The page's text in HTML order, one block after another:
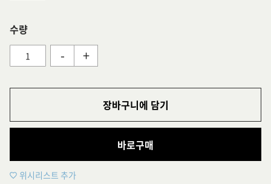
수량
- +
장바구니에 담기
바로구매
위시리스트 추가